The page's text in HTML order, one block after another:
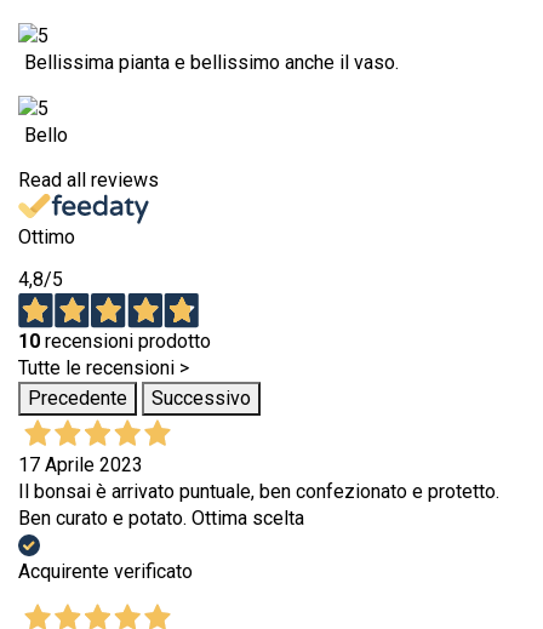
Bellissima pianta e bellissimo anche il vaso.
Bello
Read all reviews
Ottimo
4,8/5
10 recensioni prodotto
Tutte le recensioni >
Precedente
Successivo
17 Aprile 2023
Il bonsai è arrivato puntuale, ben confezionato e protetto.
Ben curato e potato. Ottima scelta
Acquirente verificato